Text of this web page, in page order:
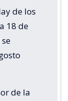
de los
18 de
de la